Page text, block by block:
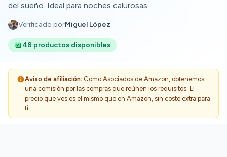
del sueño. Ideal para noches calurosas.
Verificado porMiguel López
48 productos disponibles
Aviso de afiliación: Como Asociados de Amazon, obtenemos
una comisión por las compras que reúnen los requisitos. El
precio que ves es el mismo que en Amazon, sin coste extra para
ti.